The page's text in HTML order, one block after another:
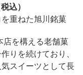
込）
重ねた旭川銘菓
店を構える老舗菓
りを続けており、
スイーツとして長